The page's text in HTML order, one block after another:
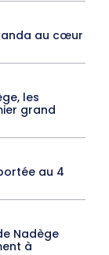
au cœur
les
grand
au 4
Nadège
à